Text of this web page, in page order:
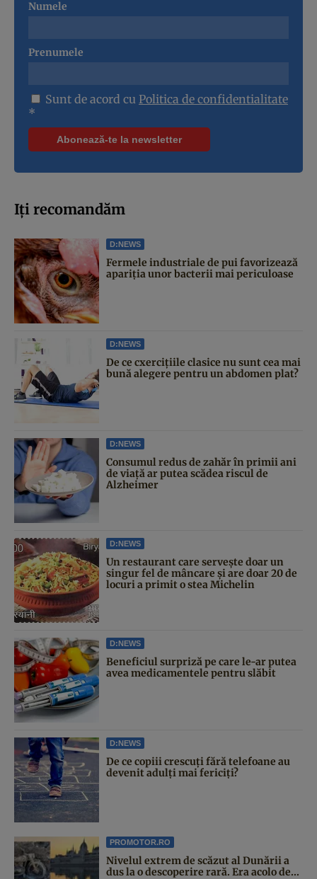
Numele
Prenumele
Sunt de acord cu Politica de confidentialitate
*
Iți recomandăm
D:NEWS
Fermele industriale de pui favorizează
apariția unor bacterii mai periculoase
D:NEWS
De ce cxercițiile clasice nu sunt cea mai
bună alegere pentru un abdomen plat?
D:NEWS
Consumul redus de zahăr în primii ani
de viață ar putea scădea riscul de
Alzheimer
D:NEWS
Un restaurant care servește doar un
singur fel de mâncare și are doar 20 de
locuri a primit o stea Michelin
D:NEWS
Beneficiul surpriză pe care le-ar putea
avea medicamentele pentru slăbit
D:NEWS
De ce copiii crescuți fără telefoane au
devenit adulți mai fericiți?
PROMOTOR.RO
Nivelul extrem de scăzut al Dunării a
dus la o descoperire rară. Era acolo de...